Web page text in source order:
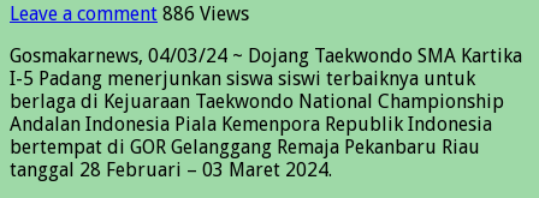
Leave a comment 886 Views
Gosmakarnews, 04/03/24 ~ Dojang Taekwondo SMA Kartika
I-5 Padang menerjunkan siswa siswi terbaiknya untuk
berlaga di Kejuaraan Taekwondo National Championship
Andalan Indonesia Piala Kemenpora Republik Indonesia
bertempat di GOR Gelanggang Remaja Pekanbaru Riau
tanggal 28 Februari – 03 Maret 2024.